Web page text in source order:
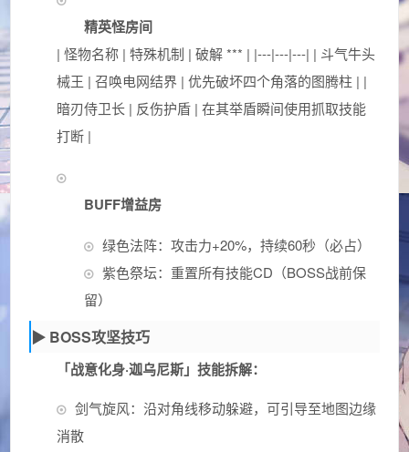
精英怪房间
| 怪物名称 | 特殊机制 | 破解 *** | |---|---|---| | 斗气牛头
械王 | 召唤电网结界 | 优先破坏四个角落的图腾柱 | |
暗刃侍卫长 | 反伤护盾 | 在其举盾瞬间使用抓取技能
打断 |
BUFF增益房
绿色法阵：攻击力+20%，持续60秒（必占）
紫色祭坛：重置所有技能CD（BOSS战前保
留）
▶ BOSS攻坚技巧
「战意化身·迦乌尼斯」技能拆解：
剑气旋风：沿对角线移动躲避，可引导至地图边缘
消散